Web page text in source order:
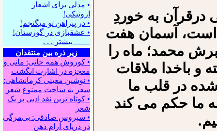
• مدلی برای اشعار
اروتیکی!
• در پیراهن تو می⁪گنجم!
• عشقبازی در گورستان!
بیشتر . . .
زیر ذره بین منتقدان
• کوروش همه خانی: مانی و
معجزه در اشارت انگشت
• نوشین معینی کرمانشاهی:
سفر به ساحت ممنوع شعر
• کوتاه ترین نقد ادبی بر یک
شعر
• سیروس صادقی: بی‌مرگی
در دریای آرام ذهن
درقرآن به خوردِ
است، آسمان هفت
محمد؛ ماه را
و باخدا ملاقات
در قلب ما
ما حکم می کند